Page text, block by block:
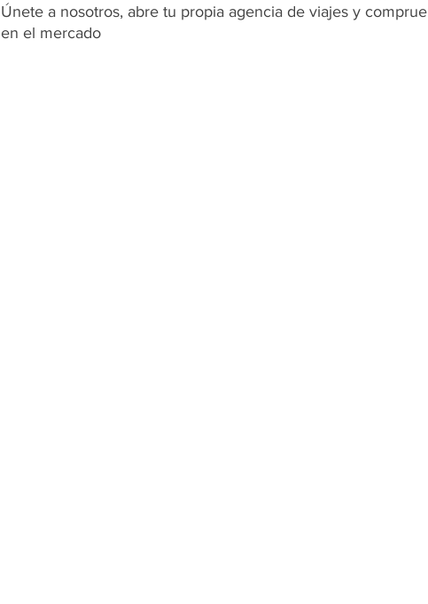
Únete a nosotros, abre tu propia agencia de viajes y
en el mercado